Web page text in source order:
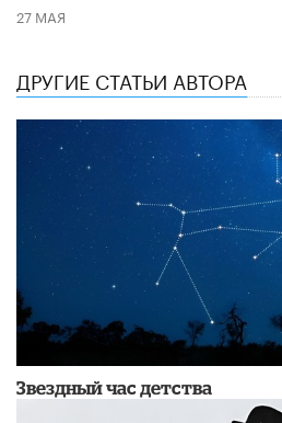
27 МАЯ
ДРУГИЕ СТАТЬИ АВТОРА
Звездный час детства